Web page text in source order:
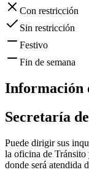
Con restricción
Sin restricción
Festivo
Fin de semana
Información
Secretaría
Puede dirigir sus
la oficina de Tránsito
donde será atendida